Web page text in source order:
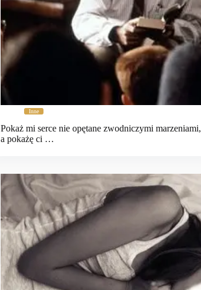
Inne
Pokaż mi serce nie opętane zwodniczymi marzeniami,
a pokażę ci …